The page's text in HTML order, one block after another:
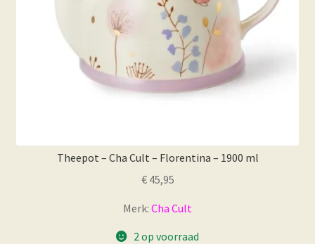
Theepot – Cha Cult – Florentina – 1900 ml
€45,95
Merk: Cha Cult
2 op voorraad